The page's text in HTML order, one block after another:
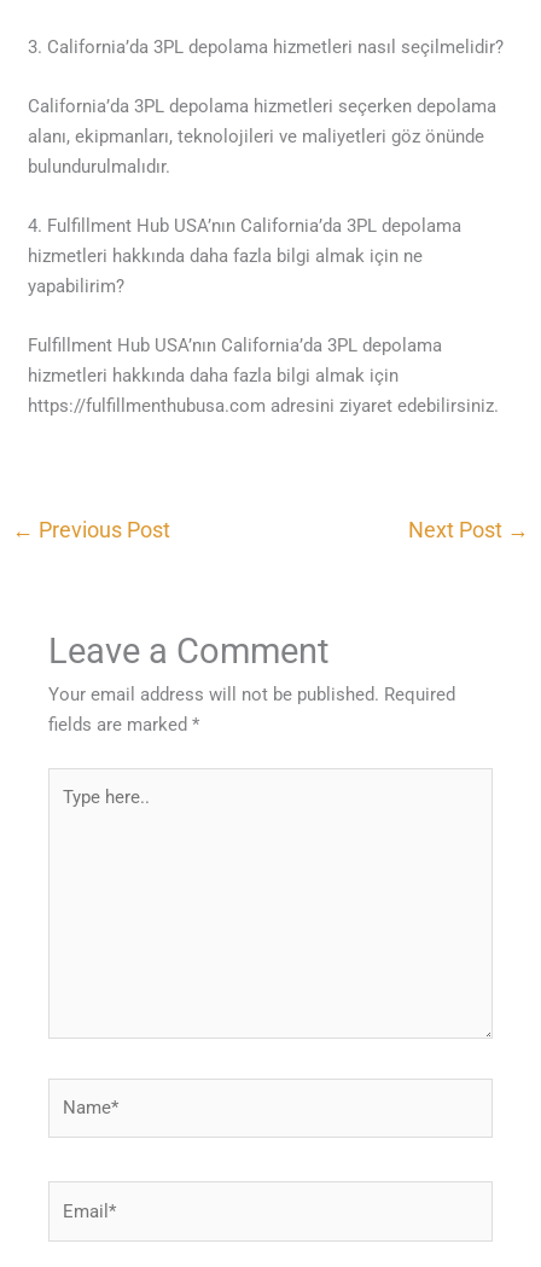
3. California’da 3PL depolama hizmetleri nasıl seçilmelidir?
California’da 3PL depolama hizmetleri seçerken depolama
alanı, ekipmanları, teknolojileri ve maliyetleri göz önünde
bulundurulmalıdır.
4. Fulfillment Hub USA’nın California’da 3PL depolama
hizmetleri hakkında daha fazla bilgi almak için ne
yapabilirim?
Fulfillment Hub USA’nın California’da 3PL depolama
hizmetleri hakkında daha fazla bilgi almak için
https://fulfillmenthubusa.com adresini ziyaret edebilirsiniz.
← Previous Post Next Post →
Leave a Comment
Your email address will not be published. Required
fields are marked*
here..